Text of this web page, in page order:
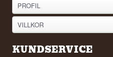
PROFIL
VILLKOR
KUNDSERVICE